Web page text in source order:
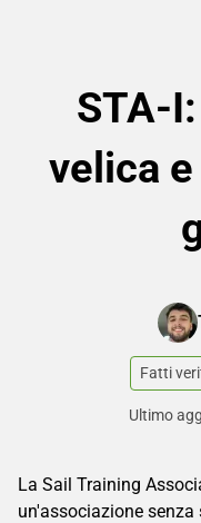
STA-
velica
Fatti
Ultimo
La Sail Training
un'associazione